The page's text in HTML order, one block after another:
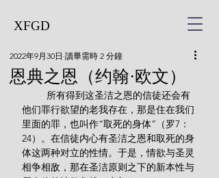
XFGD
恩典之恩（约翰·欧文）
2022年9月30日 讀畢需時 2 分鐘
他们罪行欲望的老我存在，那是住在我们
里面的罪，也叫作“取死的身体”（罗7：
24）。在信徒内心有圣洁之恩和取死的身
体这两种对立的性情。于是，情欲与圣灵
相争相敌，那在圣洁原则之下的新本性与